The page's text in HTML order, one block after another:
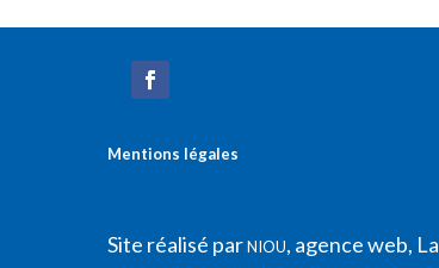
Mentions légales
Site réalisé parNIOU, agence web, La